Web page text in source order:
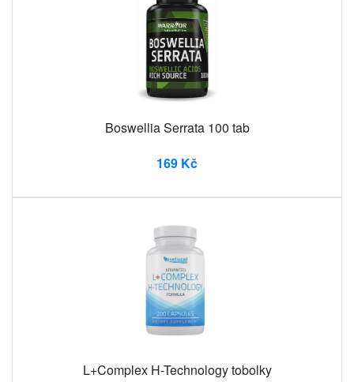
Boswellia Serrata 100 tab
169 Kč
L+Complex H-Technology tobolky